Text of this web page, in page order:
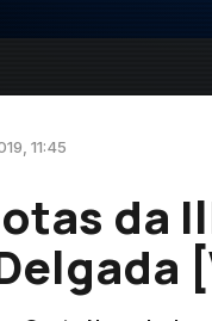
11:45
da